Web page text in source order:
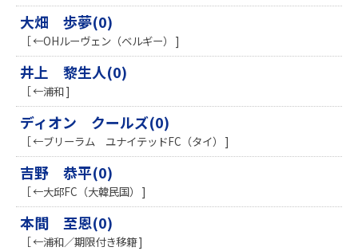
大畑 歩夢(0)
［ ←OHルーヴェン（ベルギー） ]
井上 黎生人(0)
［ ←浦和 ]
ディオン クールズ(0)
［ ←ブリーラム ユナイテッドFC（タイ） ]
吉野 恭平(0)
［ ←大邱FC（大韓民国） ]
本間 至恩(0)
［ ←浦和／期限付き移籍 ]